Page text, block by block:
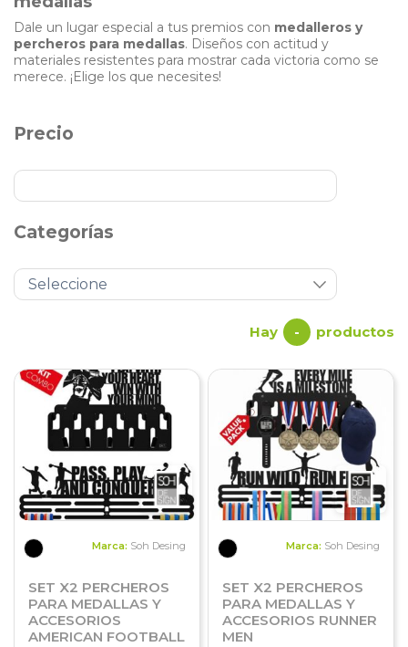
Dale un lugar especial a tus premios con medalleros y
percheros para medallas. Diseños con actitud y
materiales resistentes para mostrar cada victoria como se
merece. ¡Elige los que necesites!
Precio
Categorías
Hay - productos
Marca: Soh Desing
SET X2 PERCHEROS
PARA MEDALLAS Y
ACCESORIOS
AMERICAN FOOTBALL
Marca: Soh Desing
SET X2 PERCHEROS
PARA MEDALLAS Y
ACCESORIOS RUNNER
MEN